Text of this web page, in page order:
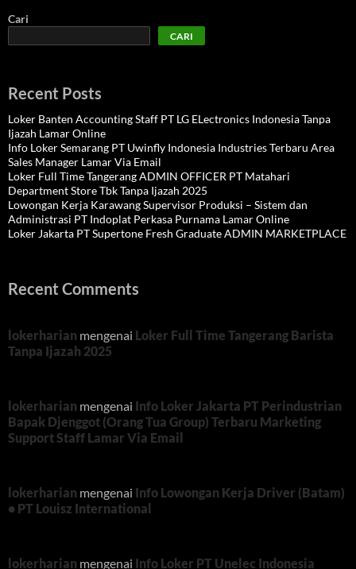
Cari
CARI
Recent Posts
Loker Banten Accounting Staff PT LG ELectronics Indonesia Tanpa
Ijazah Lamar Online
Info Loker Semarang PT Uwinfly Indonesia Industries Terbaru Area
Sales Manager Lamar Via Email
Loker Full Time Tangerang ADMIN OFFICER PT Matahari
Department Store Tbk Tanpa Ijazah 2025
Lowongan Kerja Karawang Supervisor Produksi – Sistem dan
Administrasi PT Indoplat Perkasa Purnama Lamar Online
Loker Jakarta PT Supertone Fresh Graduate ADMIN MARKETPLACE
Recent Comments
lokerharian mengenai Loker Full Time Tangerang Barista
Tanpa Ijazah 2025
lokerharian mengenai Info Loker Jakarta PT Perindustrian
Bapak Djenggot (Orang Tua Group) Terbaru Marketing
Support Staff Lamar Via Email
lokerharian mengenai Info Lowongan Kerja Driver (Batam)
• PT Louisz International
lokerharian mengenai Info Loker PT Unelec Indonesia